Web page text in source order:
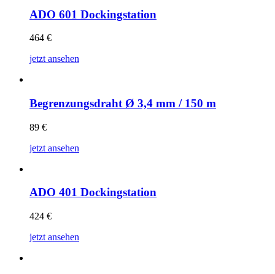
ADO 601 Dockingstation
464 €
jetzt ansehen
Begrenzungsdraht Ø 3,4 mm / 150 m
89 €
jetzt ansehen
ADO 401 Dockingstation
424 €
jetzt ansehen